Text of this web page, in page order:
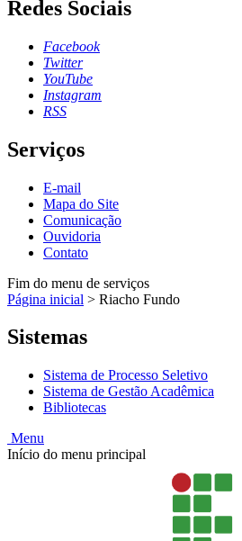
Redes Sociais
Facebook
Twitter
YouTube
Instagram
RSS
Serviços
E-mail
Mapa do Site
Comunicação
Ouvidoria
Contato
Fim do menu de serviços
Página inicial > Riacho Fundo
Sistemas
Sistema de Processo Seletivo
Sistema de Gestão Acadêmica
Bibliotecas
Menu
Início do menu principal